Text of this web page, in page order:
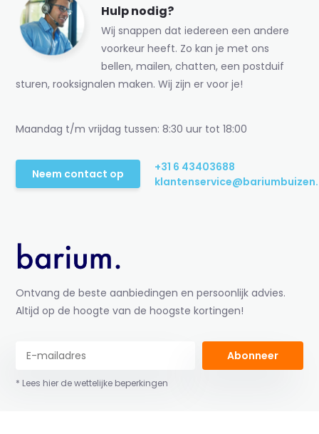
Hulp nodig?
Wij snappen dat iedereen een andere
voorkeur heeft. Zo kan je met ons
bellen, mailen, chatten, een postduif
sturen, rooksignalen maken. Wij zijn er voor je!
Maandag t/m vrijdag tussen: 8:30 uur tot 18:00
Neem contact op
+31 6 43403688
Ontvang de beste aanbiedingen en persoonlijk advies.
Altijd op de hoogte van de hoogste kortingen!
Abonneer
* Lees hier de wettelijke beperkingen